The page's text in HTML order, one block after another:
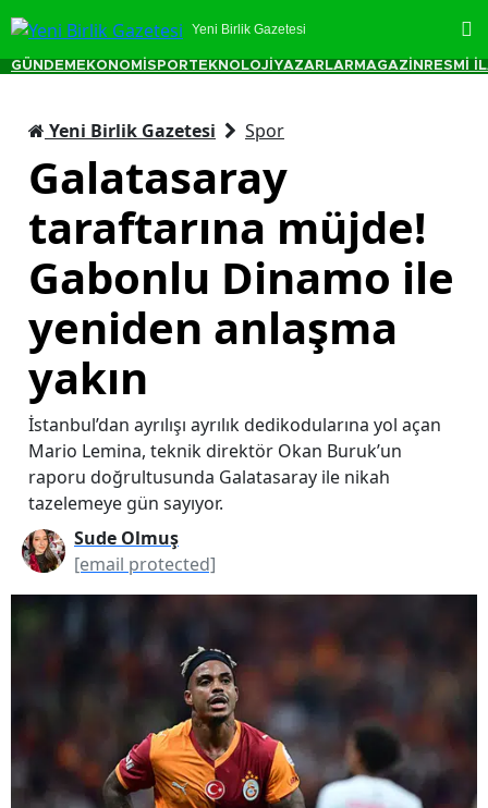
Yeni Birlik Gazetesi
GÜNDEM EKONOMİ SPORTEKNOLOJİ YAZARLAR MAGAZİN RESMİ
Yeni Birlik Gazetesi Spor
Galatasaray
taraftarına müjde!
Gabonlu Dinamo ile
yeniden anlaşma
yakın
İstanbul’dan ayrılışı ayrılık dedikodularına yol açan
Mario Lemina, teknik direktör Okan Buruk’un
raporu doğrultusunda Galatasaray ile nikah
tazelemeye gün sayıyor.
Sude Olmuş
[email protected]